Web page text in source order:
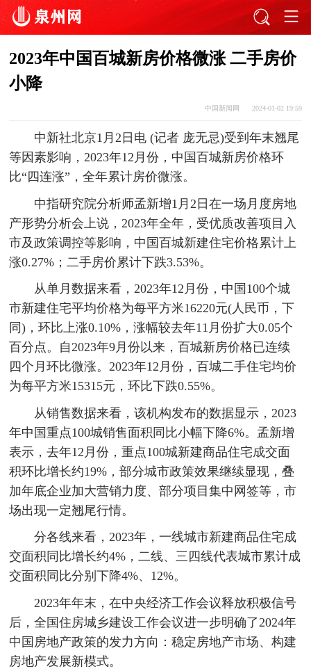
2023年中国百城新房价格微涨 二手房价
小降
中国新闻网 2024-01-02 19:59
中新社北京1月2日电 (记者 庞无忌)受到年末翘尾
等因素影响，2023年12月份，中国百城新房价格环
比“四连涨”，全年累计房价微涨。
中指研究院分析师孟新增1月2日在一场月度房地
产形势分析会上说，2023年全年，受优质改善项目入
市及政策调控等影响，中国百城新建住宅价格累计上
涨0.27%；二手房价累计下跌3.53%。
从单月数据来看，2023年12月份，中国100个城
市新建住宅平均价格为每平方米16220元(人民币，下
同)，环比上涨0.10%，涨幅较去年11月份扩大0.05个
百分点。自2023年9月份以来，百城新房价格已连续
四个月环比微涨。2023年12月份，百城二手住宅均价
为每平方米15315元，环比下跌0.55%。
从销售数据来看，该机构发布的数据显示，2023
年中国重点100城销售面积同比小幅下降6%。孟新增
表示，去年12月份，重点100城新建商品住宅成交面
积环比增长约19%，部分城市政策效果继续显现，叠
加年底企业加大营销力度、部分项目集中网签等，市
场出现一定翘尾行情。
分各线来看，2023年，一线城市新建商品住宅成
交面积同比增长约4%，二线、三四线代表城市累计成
交面积同比分别下降4%、12%。
2023年年末，在中央经济工作会议释放积极信号
后，全国住房城乡建设工作会议进一步明确了2024年
中国房地产政策的发力方向：稳定房地产市场、构建
房地产发展新模式。